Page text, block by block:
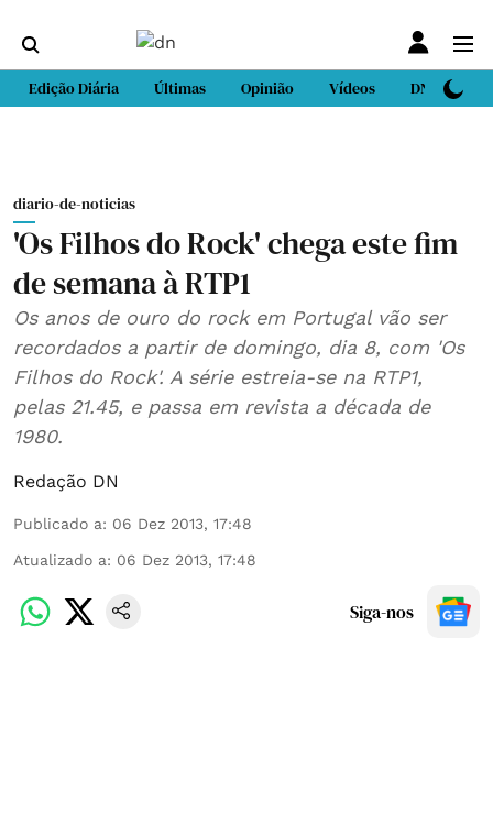
Edição Diária Últimas Opinião Vídeos DN Sport
diario-de-noticias
'Os Filhos do Rock' chega este fim
de semana à RTP1
Os anos de ouro do rock em Portugal vão ser
recordados a partir de domingo, dia 8, com 'Os
Filhos do Rock'. A série estreia-se na RTP1,
pelas 21.45, e passa em revista a década de
1980.
Redação DN
Publicado a: 06 Dez 2013, 17:48
Atualizado a: 06 Dez 2013, 17:48
Siga-nos